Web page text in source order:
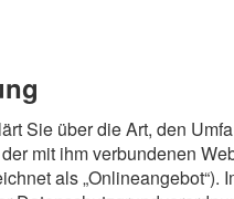
Sie über die Art, den
mit ihm verbundenen
als „Onlineangebot“).